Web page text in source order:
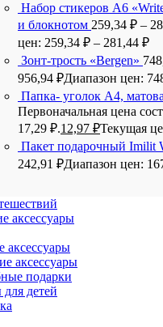
Набор стикеров А6
и блокнотом 259,34 ₽ –
цен: 259,34 ₽ – 281,44 ₽
Зонт-трость «Bergen»
956,94 ₽Диапазон цен:
Папка- уголок А4,
Первоначальная цена
17,29 ₽.12,97 ₽Текущая
Пакет подарочный Imilit
242,91 ₽Диапазон цен:
аксессуары
аксессуары
аксессуары
подарки
детей